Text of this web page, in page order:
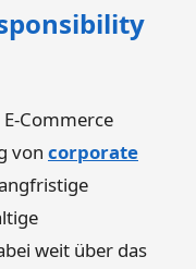
Commerce
von corporate
weit über das